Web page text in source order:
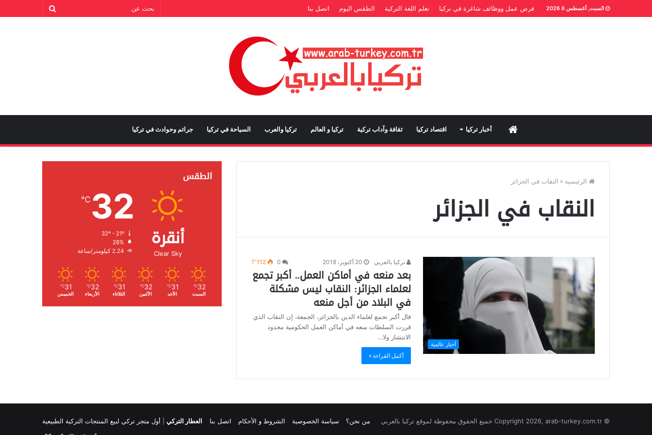
السبت, أغسطس 8 2026 فرص عمل ووظائف شاغرة في تركيا تعلم اللغة التركية الطقس اليوم اتصل بنا
Home أخبار تركيا اقتصاد تركيا ثقافة وآداب تركية تركيا و العالم تركيا والعرب السياحة في تركيا جرائم وحوادث في تركيا
الرئيسية » النقاب في الجزائر
النقاب في الجزائر
أخبار عالمية
تركيا بالعربي 20 أكتوبر، 2018 7٬112
بعد منعه في أماكن العمل.. أكبر تجمع
لعلماء الجزائر: النقاب ليس مشكلة
في البلاد من أجل منعه
قال أكبر تجمع لعلماء الدين بالجزائر، الجمعة، إن النقاب الذي
قررت السلطات منعه في أماكن العمل الحكومية محدود
الانتشار ولا…
أكمل القراءة »
الطقس
أنقرة
Clear Sky
32
℃
الرطوبة:
الرياح:
32
℃
السبت
31
℃
الأحد
32
℃
الأثنين
31
℃
الثلاثاء
32
℃
الأربعاء
31
℃
الخميس
© Copyright 2026, arab-turkey.com.tr جميع الحقوق محفوظة لموقع تركيا بالعربي العطار التركي أول متجر تركي لبيع المنتجات التركية الطبيعية من نحن؟ سياسة الخصوصية الشروط و الأحكام اتصل بنا